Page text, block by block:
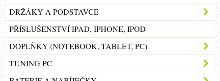
DRŽÁKY A PODSTAVCE
PŘÍSLUŠENSTVÍ IPAD, IPHONE, IPOD
DOPLŇKY (NOTEBOOK, TABLET, PC)
TUNING PC